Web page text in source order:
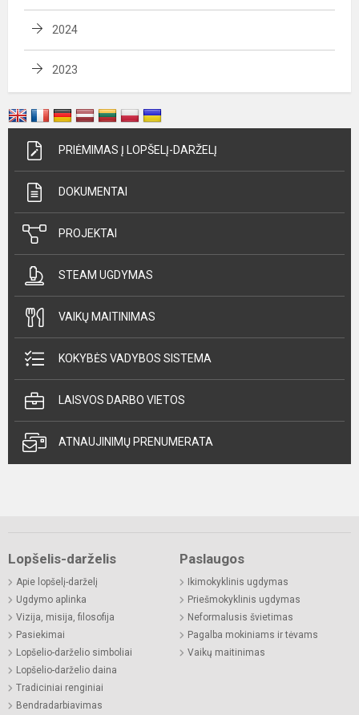
2024
2023
PRIĖMIMAS Į LOPŠELĮ-DARŽELĮ
DOKUMENTAI
PROJEKTAI
STEAM UGDYMAS
VAIKŲ MAITINIMAS
KOKYBĖS VADYBOS SISTEMA
LAISVOS DARBO VIETOS
ATNAUJINIMŲ PRENUMERATA
Lopšelis-darželis
Apie lopšelį-darželį
Ugdymo aplinka
Vizija, misija, filosofija
Pasiekimai
Lopšelio-darželio simboliai
Lopšelio-darželio daina
Tradiciniai renginiai
Bendradarbiavimas
Paslaugos
Ikimokyklinis ugdymas
Priešmokyklinis ugdymas
Neformalusis švietimas
Pagalba mokiniams ir tėvams
Vaikų maitinimas